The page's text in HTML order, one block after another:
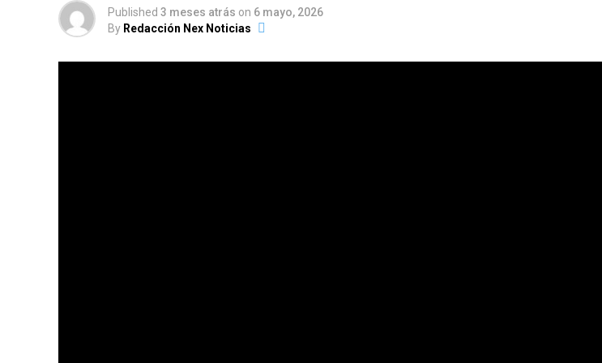
Published 3 meses atrás on 6 mayo, 2026
By Redacción Nex Noticias